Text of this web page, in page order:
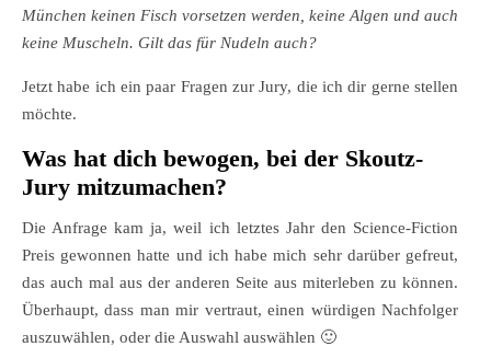
München keinen Fisch vorsetzen werden, keine Algen und auch
keine Muscheln. Gilt das für Nudeln auch?
Jetzt habe ich ein paar Fragen zur Jury, die ich dir gerne stellen
möchte.
Was hat dich bewogen, bei der Skoutz-
Jury mitzumachen?
Die Anfrage kam ja, weil ich letztes Jahr den Science-Fiction
Preis gewonnen hatte und ich habe mich sehr darüber gefreut,
das auch mal aus der anderen Seite aus miterleben zu können.
Überhaupt, dass man mir vertraut, einen würdigen Nachfolger
auszuwählen, oder die Auswahl auswählen 🙂